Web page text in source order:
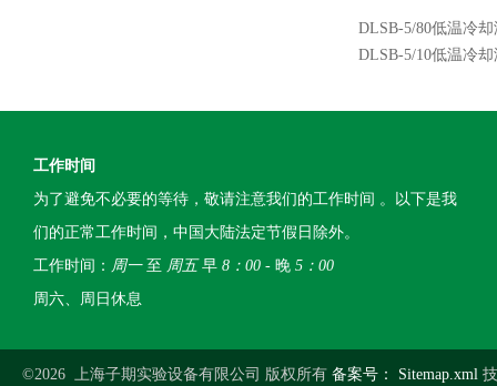
DLSB-5/80低温冷
DLSB-5/10低温冷
工作时间
为了避免不必要的等待，敬请注意我们的工作时间 。以下是我
们的正常工作时间，中国大陆法定节假日除外。
工作时间： 周一至 周五早 8：00 - 晚 5：00
周六、周日休息
©2026 上海子期实验设备有限公司 版权所有 备案号： Sitemap.xml